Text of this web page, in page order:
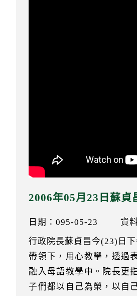
2006年05月23日蘇貞
日期：095-05-23
資
行政院長蘇貞昌今(23)日
帶領下，用心教學，透過
融入母語教學中。院長更
子們都以自己為榮，以自